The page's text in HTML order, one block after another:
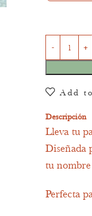
Add
Descripción
Lleva tu
Diseñada
tu
Perfecta